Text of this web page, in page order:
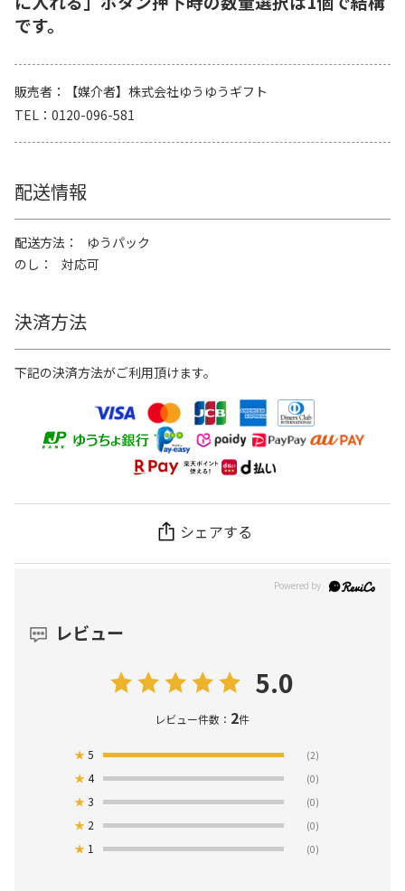
です。
販売者
【媒介者】株式会社ゆうゆうギフト
TEL
0120-096-581
配送情報
配送方法
ゆうパック
のし
対応可
決済方法
下記の決済方法がご利用頂けます。
シェアする
レビュー
5.0
レビュー件数： 2件
★5 (2)
★4 (0)
★3 (0)
★ 2 (0)
★ 1 (0)